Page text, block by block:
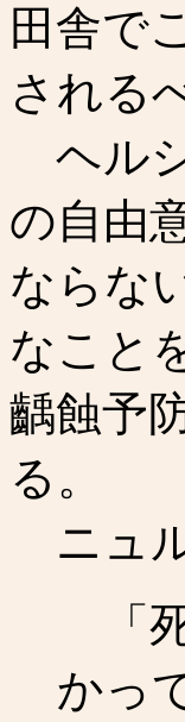
田舎で
される
ヘル
の自由
ならな
なこと
齲蝕予
る。
ニュ
「
かっ